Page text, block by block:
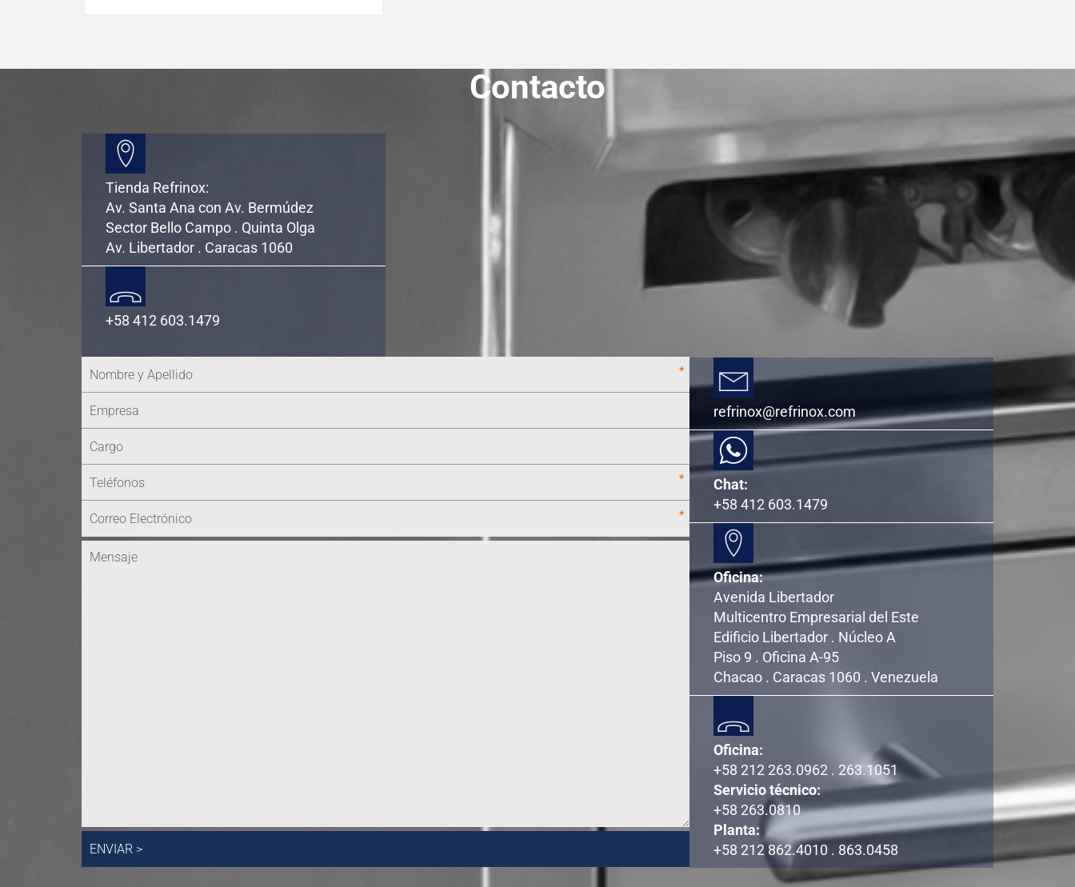
Contacto
Tienda Refrinox:
Av. Santa Ana con Av. Bermúdez
Sector Bello Campo . Quinta Olga
Av. Libertador . Caracas 1060
+58 412 603.1479
refrinox@refrinox.com
Chat:
+58 412 603.1479
Oficina:
Avenida Libertador
Multicentro Empresarial del Este
Edificio Libertador . Núcleo A
Piso 9 . Oficina A-95
Chacao . Caracas 1060 . Venezuela
Oficina:
+58 212 263.0962 . 263.1051
Servicio técnico:
+58 263.0810
Planta:
+58 212 862.4010 . 863.0458
*
*
*